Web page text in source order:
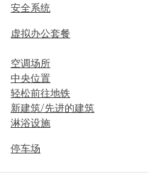
安全系统
虚拟办公套餐
空调场所
中央位置
轻松前往地铁
新建筑/先进的建筑
淋浴设施
停车场